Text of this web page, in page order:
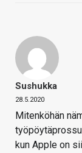
Sushukka
28.5.2020
Mitenköhän
kun Apple on